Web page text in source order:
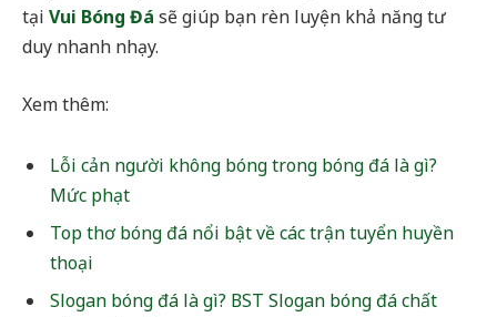
tại Vui Bóng Đá sẽ giúp bạn rèn luyện khả năng tư
duy nhanh nhạy.
Xem thêm:
Lỗi cản người không bóng trong bóng đá là gì?
Mức phạt
Top thơ bóng đá nổi bật về các trận tuyển huyền
thoại
Slogan bóng đá là gì? BST Slogan bóng đá chất